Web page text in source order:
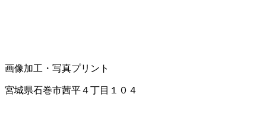
画像加工・写真プリント
宮城県石巻市茜平４丁目１０４